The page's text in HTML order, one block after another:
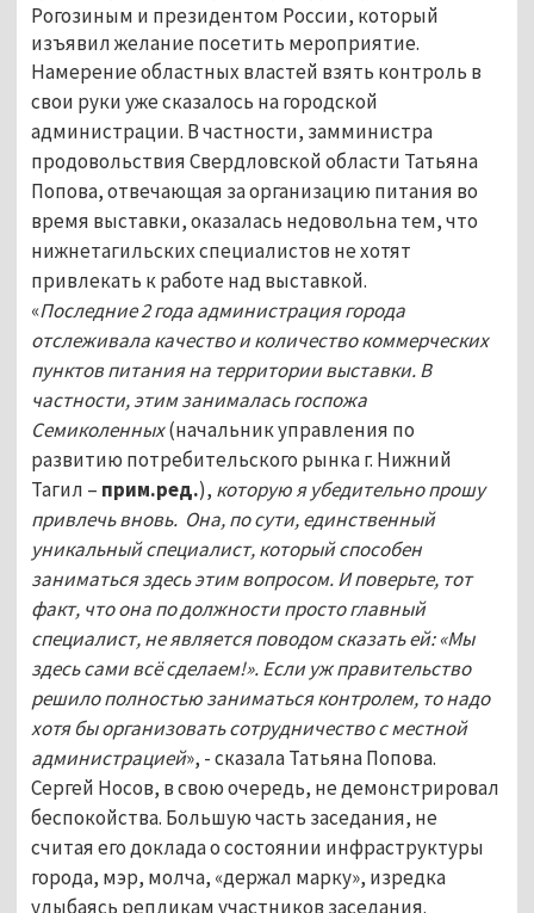
Рогозиным и президентом России, который
изъявил желание посетить мероприятие.
Намерение областных властей взять контроль в
свои руки уже сказалось на городской
администрации. В частности, замминистра
продовольствия Свердловской области Татьяна
Попова, отвечающая за организацию питания во
время выставки, оказалась недовольна тем, что
нижнетагильских специалистов не хотят
привлекать к работе над выставкой.
«Последние 2 года администрация города
отслеживала качество и количество коммерческих
пунктов питания на территории выставки. В
частности, этим занималась госпожа
Семиколенных(начальник управления по
развитию потребительского рынка г. Нижний
Тагил – прим.ред.), которую я убедительно прошу
привлечь вновь. Она, по сути, единственный
уникальный специалист, который способен
заниматься здесь этим вопросом. И поверьте, тот
факт, что она по должности просто главный
специалист, не является поводом сказать ей: «Мы
здесь сами всё сделаем!». Если уж правительство
решило полностью заниматься контролем, то надо
хотя бы организовать сотрудничество с местной
администрацией», - сказала Татьяна Попова.
Сергей Носов, в свою очередь, не демонстрировал
беспокойства. Большую часть заседания, не
считая его доклада о состоянии инфраструктуры
города, мэр, молча, «держал марку», изредка
улыбаясь репликам участников заседания.